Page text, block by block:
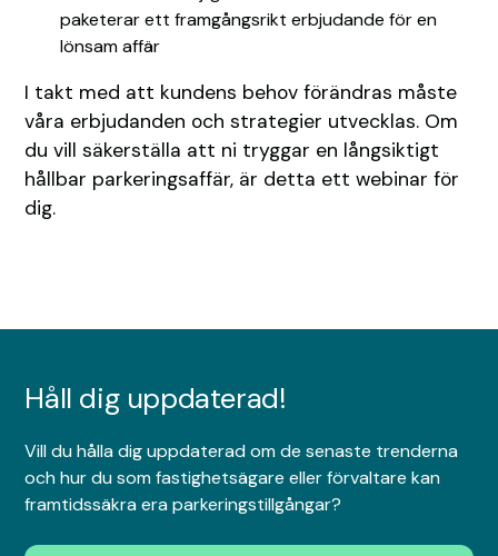
paketerar ett framgångsrikt erbjudande för en
lönsam affär
I takt med att kundens behov förändras måste
våra erbjudanden och strategier utvecklas. Om
du vill säkerställa att ni tryggar en långsiktigt
hållbar parkeringsaffär, är detta ett webinar för
dig.
Håll dig uppdaterad!
Vill du hålla dig uppdaterad om de senaste trenderna
och hur du som fastighetsägare eller förvaltare kan
framtidssäkra era parkeringstillgångar?